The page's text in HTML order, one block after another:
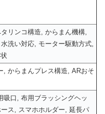
リンコ構造, からまん機構,
洗い対応, モーター駆動方式,
, からまんプレス構造, ARおそ
口, 布用ブラッシングヘッ
ス, スマホホルダー, 延長パ